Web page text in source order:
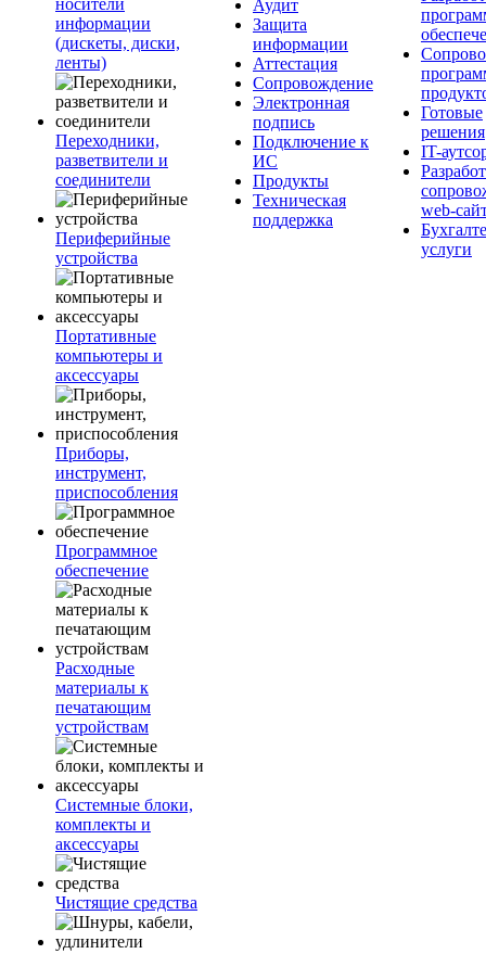
носители
информации
(дискеты, диски,
ленты)
Переходники,
разветвители и
соединители
Периферийные
устройства
Портативные
компьютеры и
аксессуары
Приборы,
инструмент,
приспособления
Программное
обеспечение
Расходные
материалы к
печатающим
устройствам
Системные блоки,
комплекты и
аксессуары
Чистящие средства
Аудит
Защита
информации
Аттестация
Сопровождение
Электронная
подпись
Подключение к
ИС
Продукты
Техническая
поддержка
Готовые
решения
IT-
web-
услуги